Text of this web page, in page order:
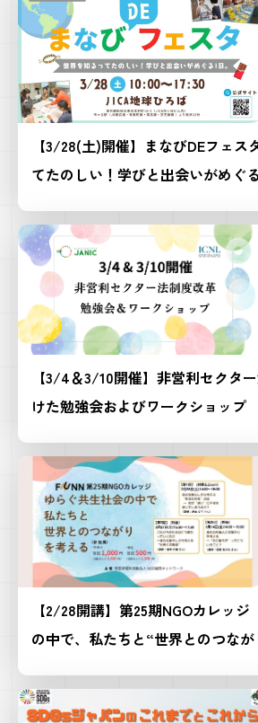
【3/28(土)開催】まなびDEフェス
てたのしい！学びと出会いがめぐ
【3/4＆3/10開催】非営利セクタ
けた勉強会およびワークショップ
【2/28開講】第25期NGOカレッ
の中で、私たちと“世界とのつなが